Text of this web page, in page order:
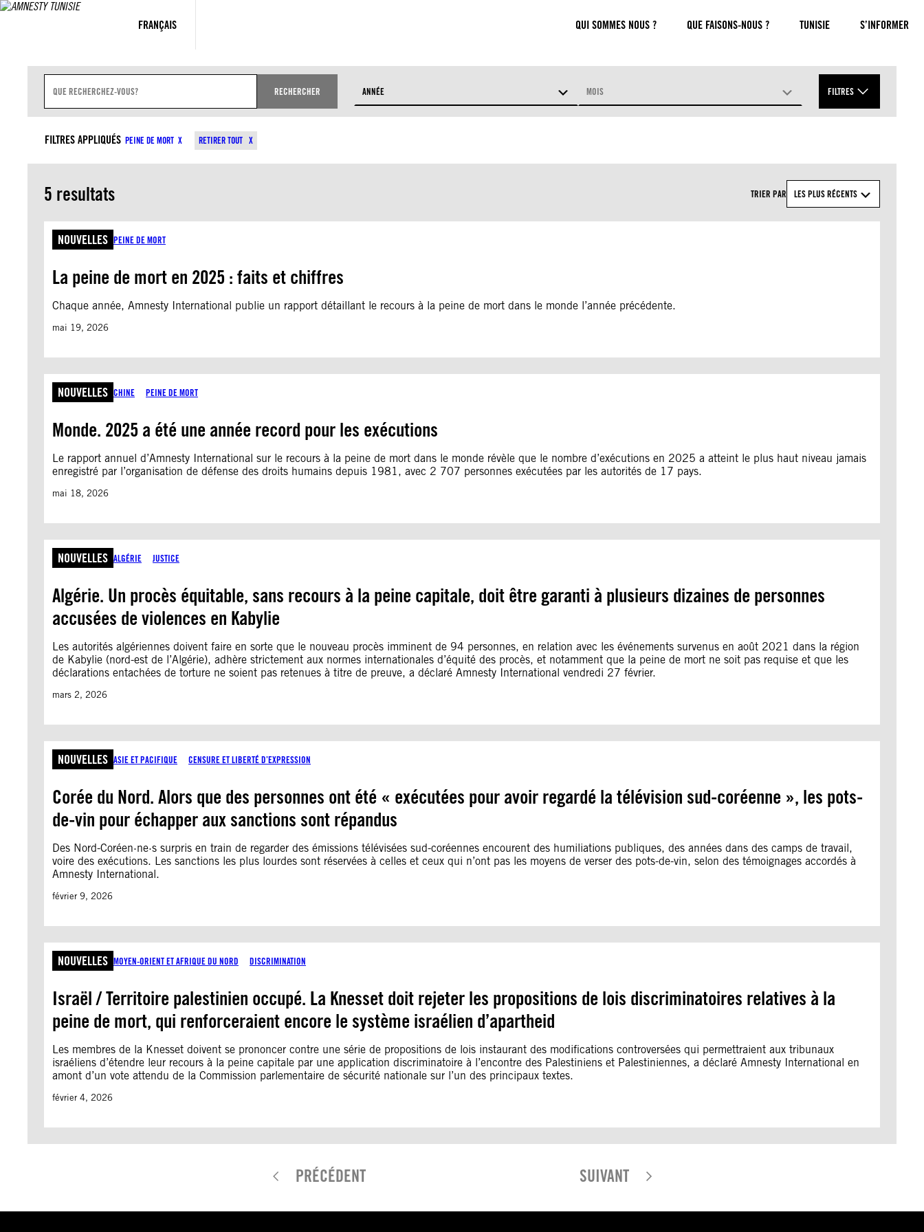
FRANÇAIS QUI SOMMES NOUS ? QUE FAISONS-NOUS ? TUNISIE S’INFORMER
Aller
E
S
I
E
E
RECHERCHER ANNÉE MOIS FILTRES
FILTRES APPLIQUÉS PEINE DE MORT RETIRER TOUT
5 resultats TRIER PAR LES PLUS RÉCENTS
NOUVELLES PEINE DE MORT
La peine de mort en 2025 : faits et chiffres
Chaque année, Amnesty International publie un rapport détaillant le recours à la peine de mort dans le monde l’année précédente.
mai 19, 2026
NOUVELLES CHINE PEINE DE MORT
Monde. 2025 a été une année record pour les exécutions
Le rapport annuel d’Amnesty International sur le recours à la peine de mort dans le monde révèle que le nombre d’exécutions en 2025 a atteint le plus haut niveau jamais
enregistré par l’organisation de défense des droits humains depuis 1981, avec 2 707 personnes exécutées par les autorités de 17 pays.
mai 18, 2026
NOUVELLES ALGÉRIE JUSTICE
Algérie. Un procès équitable, sans recours à la peine capitale, doit être garanti à plusieurs dizaines de personnes
accusées de violences en Kabylie
Les autorités algériennes doivent faire en sorte que le nouveau procès imminent de 94 personnes, en relation avec les événements survenus en août 2021 dans la région
de Kabylie (nord-est de l’Algérie), adhère strictement aux normes internationales d’équité des procès, et notamment que la peine de mort ne soit pas requise et que les
déclarations entachées de torture ne soient pas retenues à titre de preuve, a déclaré Amnesty International vendredi 27 février.
mars 2, 2026
NOUVELLES ASIE ET PACIFIQUE CENSURE ET LIBERTÉ D’EXPRESSION
Corée du Nord. Alors que des personnes ont été « exécutées pour avoir regardé la télévision sud-coréenne », les pots-
de-vin pour échapper aux sanctions sont répandus
Des Nord-Coréen·ne·s surpris en train de regarder des émissions télévisées sud-coréennes encourent des humiliations publiques, des années dans des camps de travail,
voire des exécutions. Les sanctions les plus lourdes sont réservées à celles et ceux qui n’ont pas les moyens de verser des pots-de-vin, selon des témoignages accordés à
Amnesty International.
février 9, 2026
NOUVELLES MOYEN-ORIENT ET AFRIQUE DU NORD DISCRIMINATION
Israël / Territoire palestinien occupé. La Knesset doit rejeter les propositions de lois discriminatoires relatives à la
peine de mort, qui renforceraient encore le système israélien d’apartheid
Les membres de la Knesset doivent se prononcer contre une série de propositions de lois instaurant des modifications controversées qui permettraient aux tribunaux
israéliens d’étendre leur recours à la peine capitale par une application discriminatoire à l’encontre des Palestiniens et Palestiniennes, a déclaré Amnesty International en
amont d’un vote attendu de la Commission parlementaire de sécurité nationale sur l’un des principaux textes.
février 4, 2026
PRÉCÉDENT SUIVANT